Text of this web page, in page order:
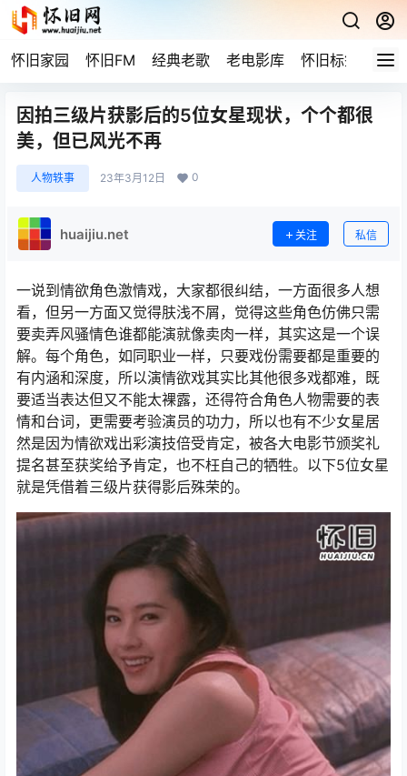
怀旧家园 怀旧FM 经典老歌 老电影库 怀旧标签 网
因拍三级片获影后的5位女星现状，个个都很
美，但已风光不再
人物轶事 23年3月12日 0
huaijiu.net 关注 私信
一说到情欲角色激情戏，大家都很纠结，一方面很多人想
看，但另一方面又觉得肤浅不屑，觉得这些角色仿佛只需
要卖弄风骚情色谁都能演就像卖肉一样，其实这是一个误
解。每个角色，如同职业一样，只要戏份需要都是重要的
有内涵和深度，所以演情欲戏其实比其他很多戏都难，既
要适当表达但又不能太裸露，还得符合角色人物需要的表
情和台词，更需要考验演员的功力，所以也有不少女星居
然是因为情欲戏出彩演技倍受肯定，被各大电影节颁奖礼
提名甚至获奖给予肯定，也不枉自己的牺牲。以下5位女星
就是凭借着三级片获得影后殊荣的。